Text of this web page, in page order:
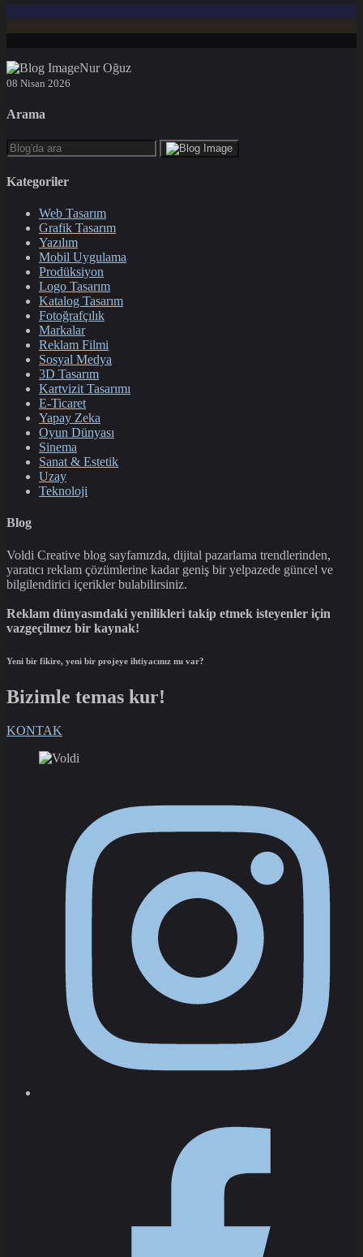
Nur Oğuz
08 Nisan 2026
Arama
Kategoriler
Web Tasarım
Grafik Tasarım
Yazılım
Mobil Uygulama
Prodüksiyon
Logo Tasarım
Katalog Tasarım
Fotoğrafçılık
Markalar
Reklam Filmi
Sosyal Medya
3D Tasarım
Kartvizit Tasarımı
E-Ticaret
Yapay Zeka
Oyun Dünyası
Sinema
Sanat & Estetik
Uzay
Teknoloji
Blog
Voldi Creative blog sayfamızda, dijital pazarlama trendlerinden,
yaratıcı reklam çözümlerine kadar geniş bir yelpazede güncel ve
bilgilendirici içerikler bulabilirsiniz.
Reklam dünyasındaki yenilikleri takip etmek isteyenler için
vazgeçilmez bir kaynak!
Yeni bir fikire, yeni bir projeye ihtiyacınız mı var?
Bizimle temas kur!
KONTAK